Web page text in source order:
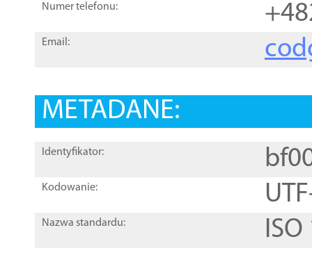
Numer telefonu:
Email:
METADANE:
Identyfikator:
Kodowanie:
Nazwa standardu: